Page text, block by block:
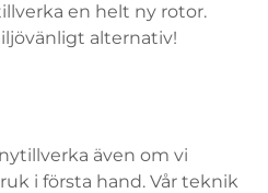
en helt ny rotor.
alternativ!
även om vi
i första hand. Vår teknik